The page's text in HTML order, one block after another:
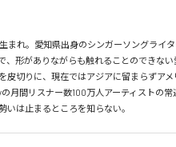
まれ。愛知県出身のシンガーソングライ
、形がありながらも触れることのできな
皮切りに、現在ではアジアに留まらずア
月間リスナー数100万人アーティストの
いは止まるところを知らない。